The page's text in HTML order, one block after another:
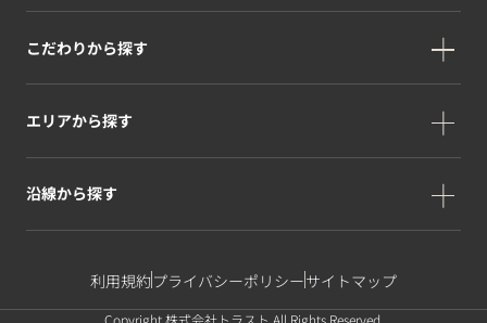
こだわりから探す
エリアから探す
沿線から探す
利用規約プライバシーポリシーサイトマップ